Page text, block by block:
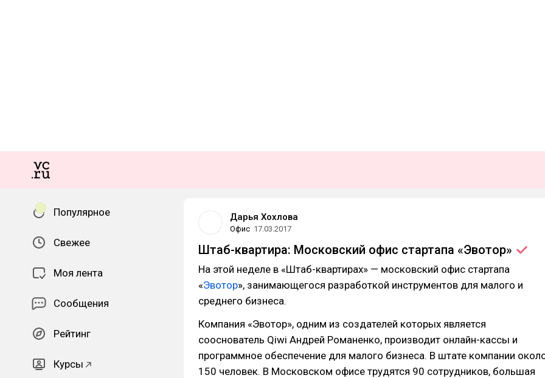
Популярное
Свежее
Моя лента
Сообщения
Рейтинг
Курсы
Дарья Хохлова
Офис 17.03.2017
Штаб-квартира: Московский офис стартапа «Эвотор»
На этой неделе в «Штаб-квартирах» — московский офис стартапа
«Эвотор», занимающегося разработкой инструментов для малого и
среднего бизнеса.
Компания «Эвотор», одним из создателей которых является
сооснователь Qiwi Андрей Романенко, производит онлайн-кассы и
программное обеспечение для малого бизнеса. В штате компании
150 человек. В Московском офисе трудятся 90 сотрудников, большая